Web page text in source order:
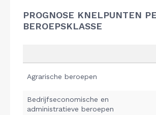
PROGNOSE KNELPUNTEN
BEROEPSKLASSE